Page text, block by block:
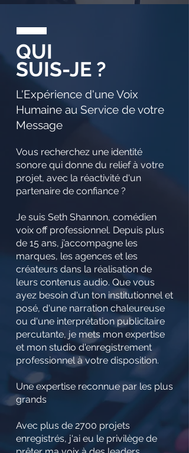
QUI
SUIS-JE ?
L'Expérience d'une Voix
Humaine au Service de votre
Message
Vous recherchez une identité
sonore qui donne du relief à votre
projet, avec la réactivité d'un
partenaire de confiance ?
Je suis Seth Shannon, comédien
voix off professionnel. Depuis plus
de 15 ans, j’accompagne les
marques, les agences et les
créateurs dans la réalisation de
leurs contenus audio. Que vous
ayez besoin d'un ton institutionnel et
posé, d'une narration chaleureuse
ou d'une interprétation publicitaire
percutante, je mets mon expertise
et mon studio d'enregistrement
professionnel à votre disposition.
Une expertise reconnue par les plus
grands
Avec plus de 2700 projets
enregistrés, j'ai eu le privilège de